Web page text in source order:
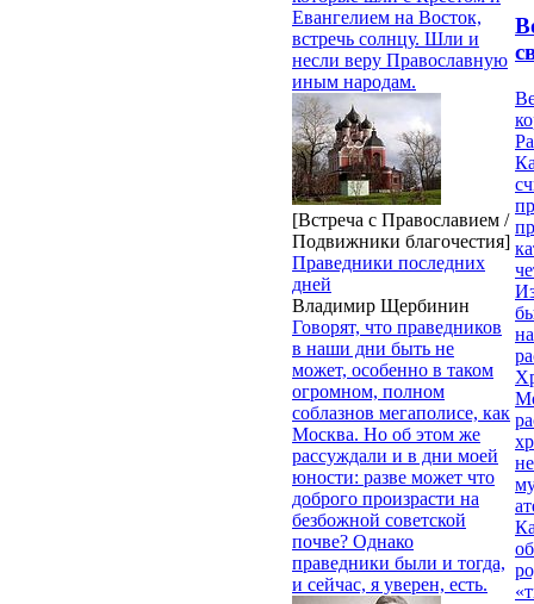
Евангелием на Восток,
встречь солнцу. Шли и
несли веру Православную
иным народам.
[Встреча с Православием /
Подвижники благочестия]
Праведники последних
дней
Владимир Щербинин
Говорят, что праведников
в наши дни быть не
может, особенно в таком
огромном, полном
соблазнов мегаполисе, как
Москва. Но об этом же
рассуждали и в дни моей
юности: разве может что
доброго произрасти на
безбожной советской
почве? Однако
праведники были и тогда,
и сейчас, я уверен, есть.